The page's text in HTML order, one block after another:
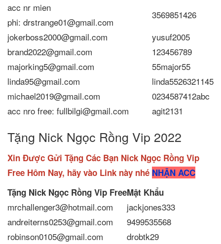
acc nr mien
phi: drstrange01@gmail.com
3569851426
jokerboss2000@gmail.com
yusuf2005
brand2022@gmail.com
123456789
majorking5@gmail.com
55major55
linda95@gmail.com
linda5526321145
michael2019@gmail.com
0234587412abc
acc nro free: fullbilgi@gmail.com
agit2131
Tặng Nick Ngọc Rồng Vip 2022
Xin Được Gửi Tặng Các Bạn Nick Ngọc Rồng Vip
Free Hôm Nay, hãy vào Link này nhé NHẬN ACC
Tặng Nick Ngọc Rồng Vip FreeMật Khẩu
mrchallenger3@hotmail.com
jackjones333
andreiterns0253@gmail.com
9499535568
robinson0105@gmail.com
drobtk29